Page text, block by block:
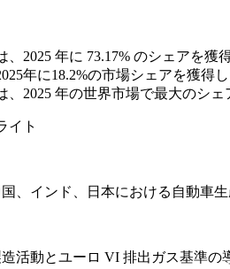
、2025 年に 73.17% のシェアを
年に18.2%の市場シェアを獲得し
、2025 年の世界市場で最大のシェ
イト
、インド、日本における自動車
活動とユーロ VI 排出ガス基準の